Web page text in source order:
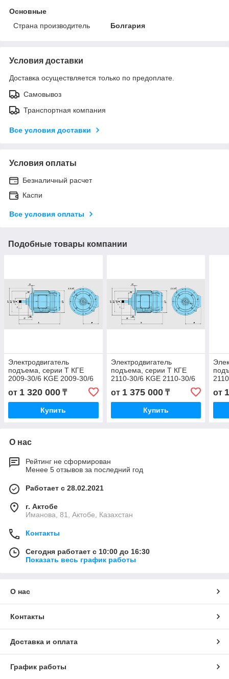
Основные
Страна производитель
Болгария
Условия доставки
Доставка осуществляется только по предоплате.
Самовывоз
Транспортная компания
Все условия доставки
Условия оплаты
Безналичный расчет
Каспи
Все условия оплаты
Подобные товары компании
Электродвигатель
подъема, серии T КГЕ
2009-30/6 KGE 2009-30/6
от 1 320 000 ₸
Купить
Электродвигатель
подъема, серии T КГЕ
2110-30/6 KGE 2110-30/6
от 1 375 000₸
Купить
от
О нас
Рейтинг не сформирован
Менее 5 отзывов за последний год
Работает с 28.02.2021
г. Актобе
Иманова, 81, Актобе, Казахстан
Контакты
Сегодня работает с 10:00 до 16:30
Показать весь график работы
О нас
Контакты
Доставка и оплата
График работы